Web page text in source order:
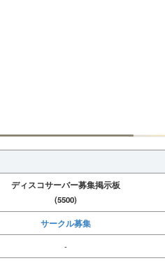
ディスコサーバー募集掲示板
(5500)
サークル募集
-